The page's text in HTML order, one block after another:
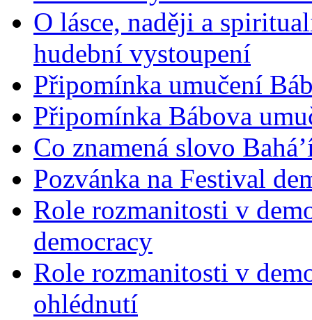
O lásce, naději a
hudební vystoupení
Připomínka umučení
Připomínka Bábova
Co znamená slovo
Pozvánka na Festival
Role rozmanitosti v
democracy
Role rozmanitosti v
ohlédnutí